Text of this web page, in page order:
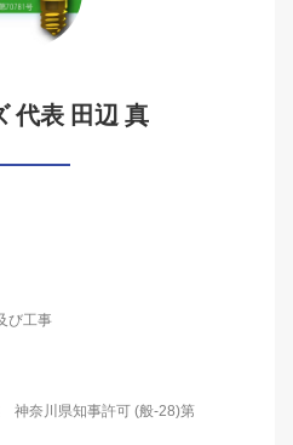
代表 田辺 真
び工事
神奈川県知事許可 (般-28)第